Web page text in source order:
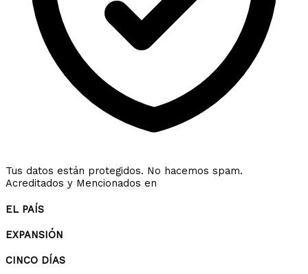
Tus datos están protegidos. No hacemos spam.
Acreditados y Mencionados en
EL PAÍS
EXPANSIÓN
CINCO DÍAS